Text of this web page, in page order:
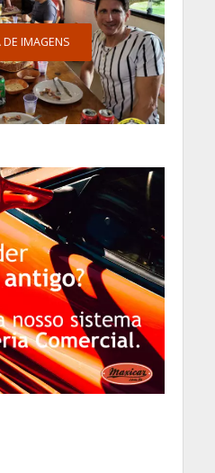
DE IMAGENS